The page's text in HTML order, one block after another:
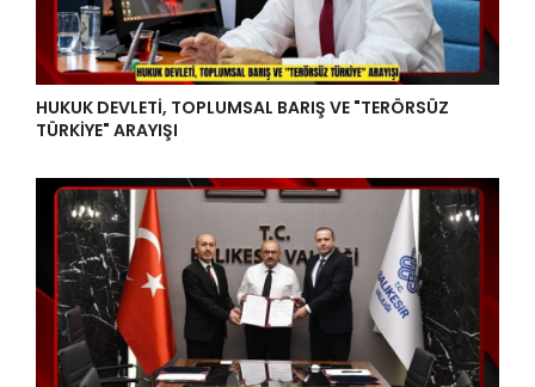
HUKUK DEVLETİ, TOPLUMSAL BARIŞ VE "TERÖRSÜZ
TÜRKİYE" ARAYIŞI